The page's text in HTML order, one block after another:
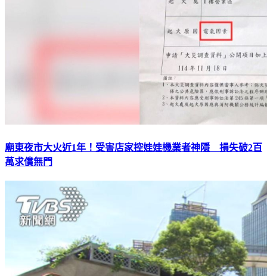
廟東夜市大火近1年！受害店家控娃娃機業者神隱 損失破2百
萬求償無門